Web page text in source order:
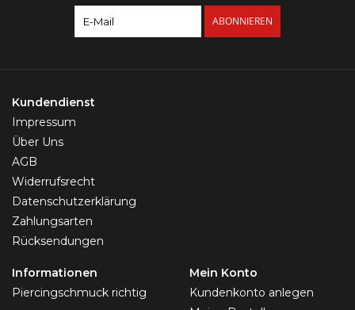
ABONNIEREN
Kundendienst
Impressum
Über Uns
AGB
Widerrufsrecht
Datenschutzerklärung
Zahlungsarten
Rücksendungen
Informationen
Piercingschmuck richtig
Mein Konto
Kundenkonto anlegen